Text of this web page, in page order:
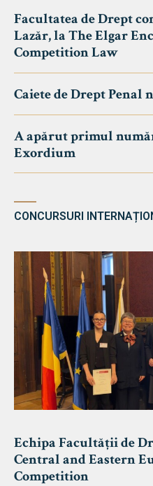
Facultatea de Drept
Lazăr, la The Elgar
Competition Law
Caiete de Drept Penal
A apărut primul
Exordium
CONCURSURI
Echipa Facultății de
Central and Eastern
Competition